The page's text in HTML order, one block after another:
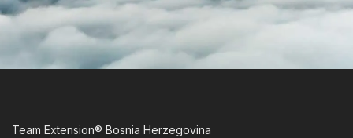
Team Extension® Bosnia Herzegovina